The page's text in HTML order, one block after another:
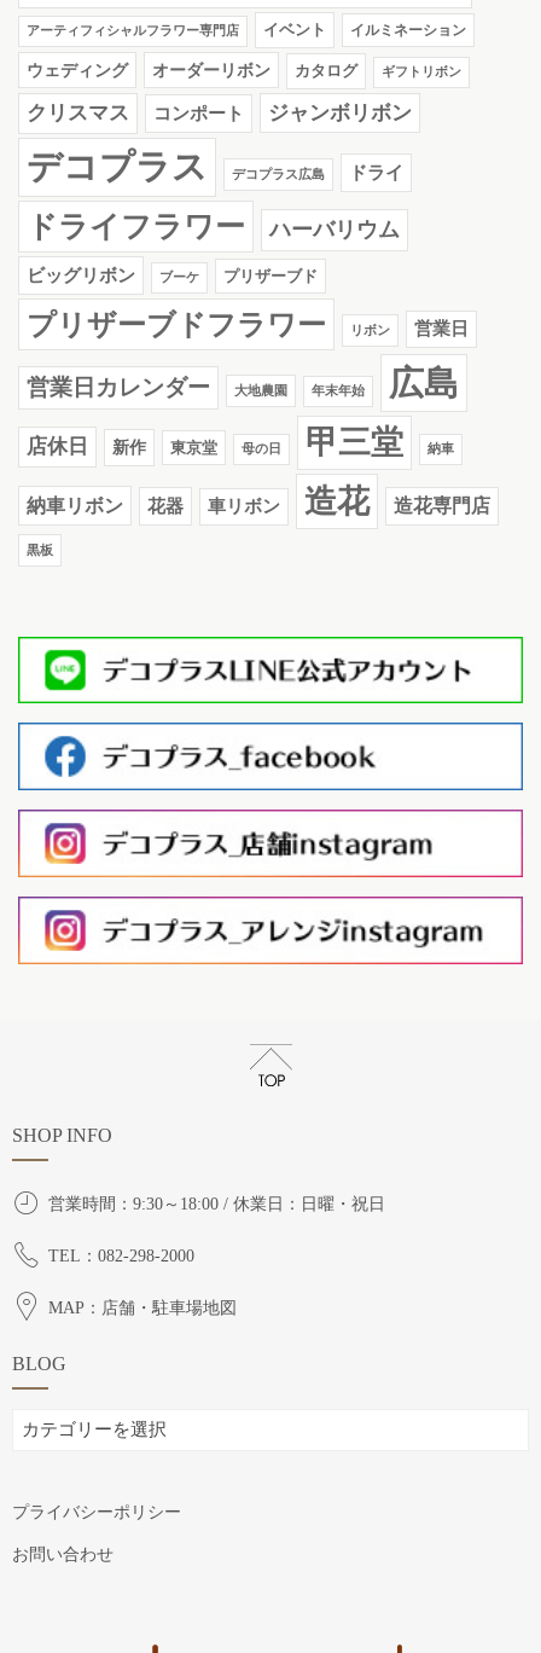
アーティフィシャルフラワー専門店 イベント イルミネーション
ウェディング オーダーリボン カタログ ギフトリボン
クリスマス コンポート ジャンボリボン
デコプラス デコプラス広島 ドライ
ドライフラワー ハーバリウム
ビッグリボン ブーケ プリザーブド
プリザーブドフラワー リボン 営業日
営業日カレンダー 大地農園 年末年始 広島
店休日 新作 東京堂 母の日 甲三堂 納車
納車リボン 花器 車リボン 造花 造花専門店
黒板
SHOP INFO
営業時間：9:30～18:00 / 休業日：日曜・祝日
TEL：082-298-2000
MAP：店舗・駐車場地図
BLOG
BLOG
プライバシーポリシー
お問い合わせ